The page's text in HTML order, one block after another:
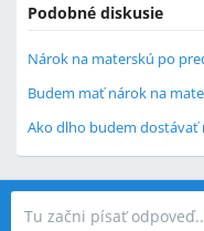
Podobné diskusie
Nárok na materskú po
Budem mať nárok na
Ako dlho budem dostávať